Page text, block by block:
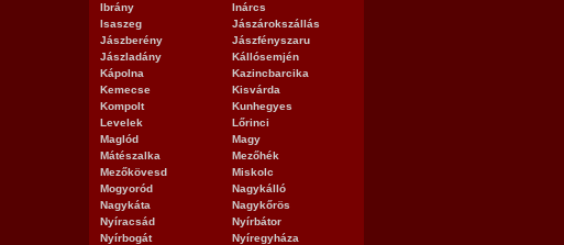
Ibrány
Inárcs
Isaszeg
Jászárokszállás
Jászberény
Jászfényszaru
Jászladány
Kállósemjén
Kápolna
Kazincbarcika
Kemecse
Kisvárda
Kompolt
Kunhegyes
Levelek
Lőrinci
Maglód
Magy
Mátészalka
Mezőhék
Mezőkövesd
Miskolc
Mogyoród
Nagykálló
Nagykáta
Nagykőrös
Nyíracsád
Nyírbátor
Nyírbogát
Nyíregyháza